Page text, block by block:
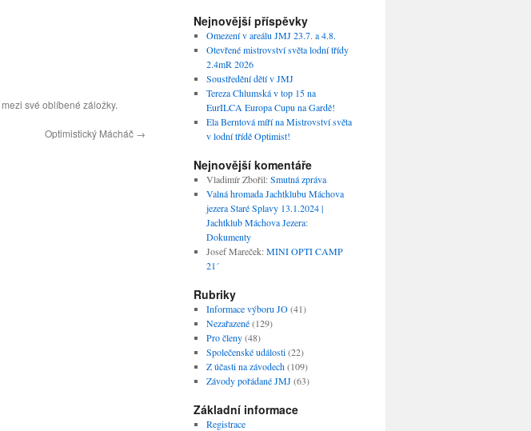
mezi své oblíbené záložky.
Optimistický Mácháč →
Nejnovější příspěvky
Omezení v areálu JMJ 23.7. a 4.8.
Otevřené mistrovství světa lodní třídy
2.4mR 2026
Soustředění dětí v JMJ
Tereza Chlumská v top 15 na
EurILCA Europa Cupu na Gardě!
Ela Berntová míří na Mistrovství světa
v lodní třídě Optimist!
Nejnovější komentáře
Vladimír Zbořil:Smutná zpráva
Valná hromada Jachtklubu Máchova
jezera Staré Splavy 13.1.2024 |
Jachtklub Máchova Jezera:
Dokumenty
Josef Mareček:MINI OPTI CAMP
21´
Rubriky
Informace výboru JO(41)
Nezařazené(129)
Pro členy(48)
Společenské události(22)
Z účasti na závodech(109)
Závody pořádané JMJ(63)
Základní informace
Registrace